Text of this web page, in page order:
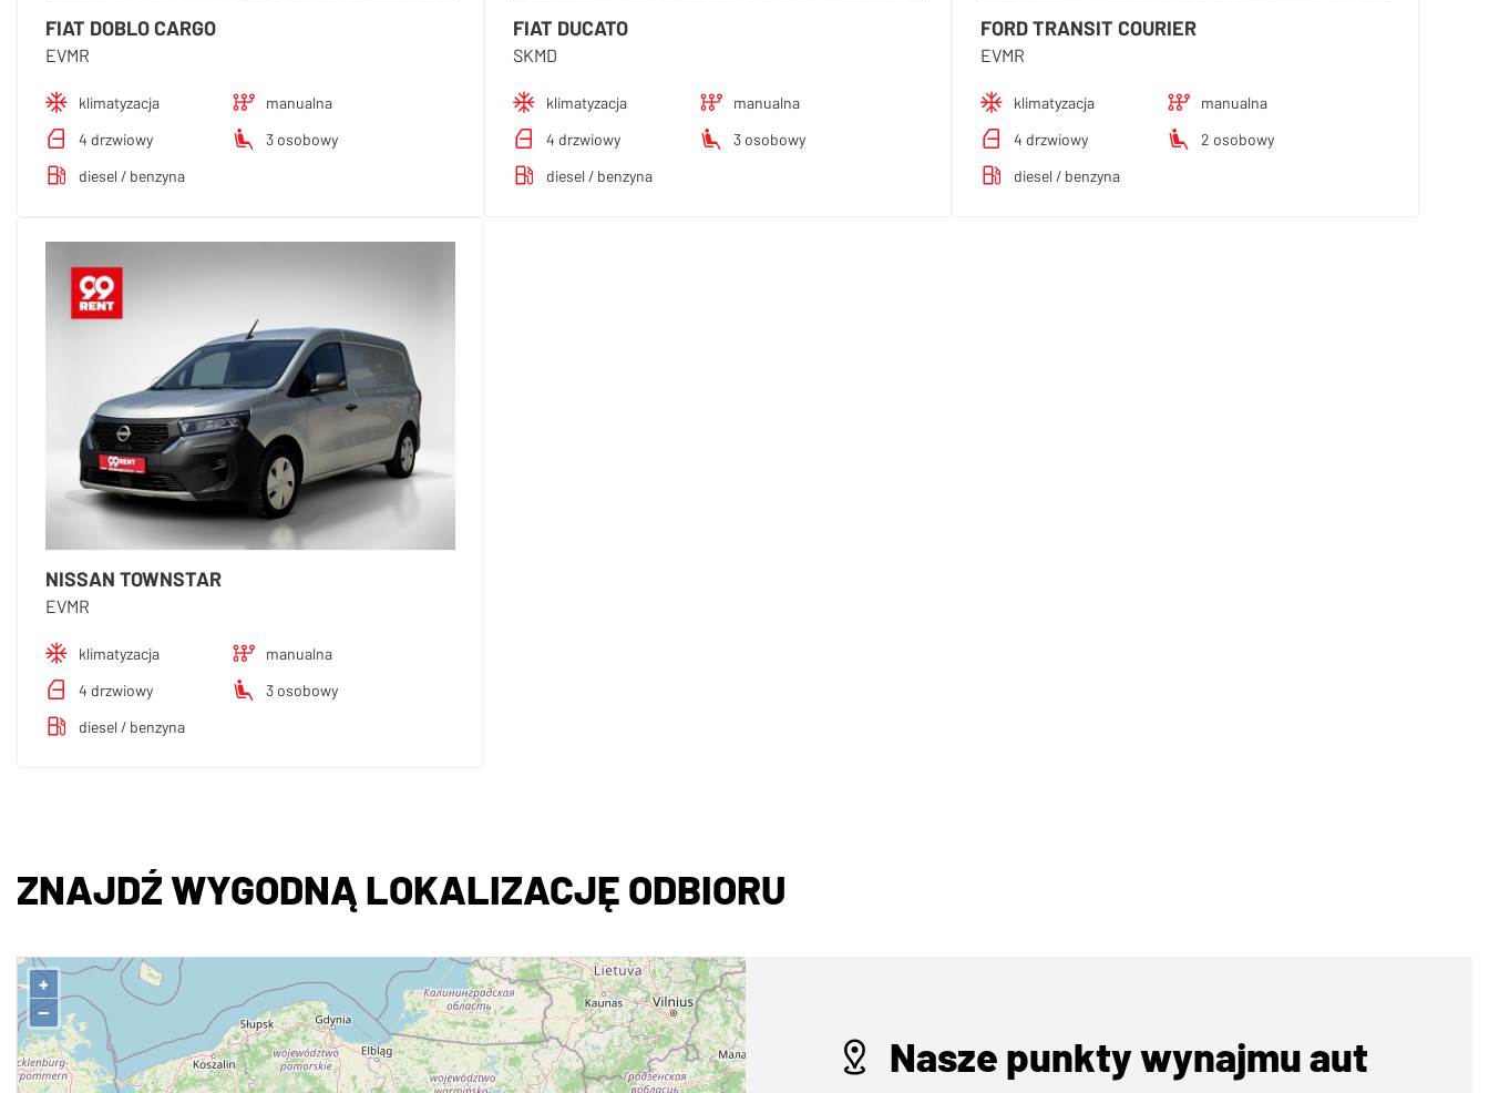
FIAT DOBLO CARGO
EVMR
klimatyzacja
manualna
4 drzwiowy
3 osobowy
diesel / benzyna
FIAT DUCATO
SKMD
klimatyzacja
manualna
4 drzwiowy
3 osobowy
diesel / benzyna
FORD TRANSIT COURIER
EVMR
klimatyzacja
manualna
4 drzwiowy
2 osobowy
diesel / benzyna
NISSAN TOWNSTAR
EVMR
klimatyzacja
manualna
4 drzwiowy
3 osobowy
diesel / benzyna
ZNAJDŹ WYGODNĄ LOKALIZACJĘ ODBIORU
+
−
Nasze punkty wynajmu aut